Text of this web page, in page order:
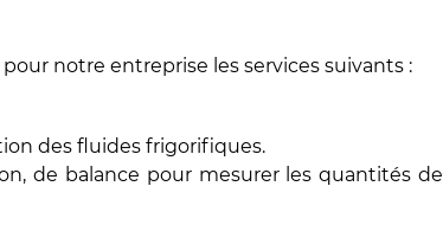
notre entreprise les services suivants :
des fluides frigorifiques.
de balance pour mesurer les quantités de